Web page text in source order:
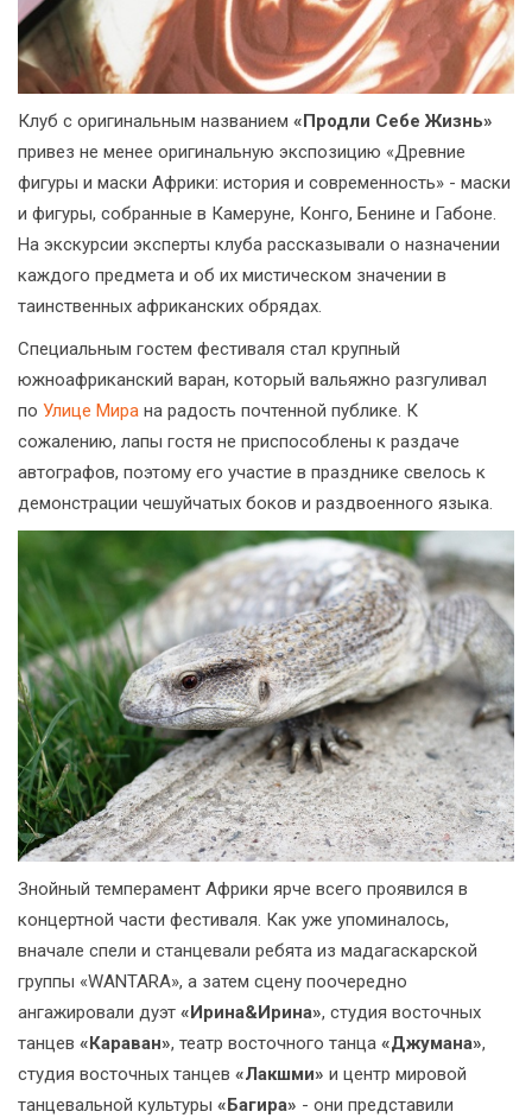
Клуб с оригинальным названием «Продли Себе Жизнь»
привез не менее оригинальную экспозицию «Древние
фигуры и маски Африки: история и современность» - маски
и фигуры, собранные в Камеруне, Конго, Бенине и Габоне.
На экскурсии эксперты клуба рассказывали о назначении
каждого предмета и об их мистическом значении в
таинственных африканских обрядах.
Специальным гостем фестиваля стал крупный
южноафриканский варан, который вальяжно разгуливал
по Улице Мира на радость почтенной публике. К
сожалению, лапы гостя не приспособлены к раздаче
автографов, поэтому его участие в празднике свелось к
демонстрации чешуйчатых боков и раздвоенного языка.
Знойный темперамент Африки ярче всего проявился в
концертной части фестиваля. Как уже упоминалось,
вначале спели и станцевали ребята из мадагаскарской
группы «WANTARA», а затем сцену поочередно
ангажировали дуэт «Ирина&Ирина», студия восточных
танцев «Караван», театр восточного танца «Джумана»,
студия восточных танцев «Лакшми» и центр мировой
танцевальной культуры «Багира» - они представили